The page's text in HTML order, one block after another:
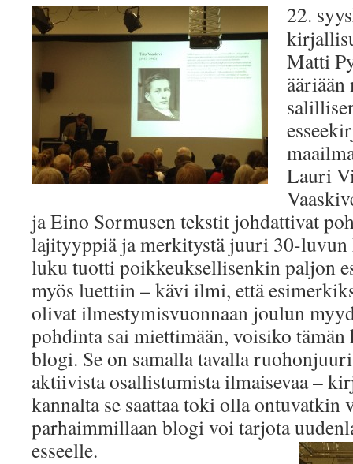
22.
Matti
ääriään
Lauri
ja Eino Sormusen tekstit johdattivat
lajityyppiä ja merkitystä juuri 30-luvun
luku tuotti poikkeuksellisenkin paljon
myös luettiin – kävi ilmi, että
olivat ilmestymisvuonnaan joulun
pohdinta sai miettimään, voisiko tämän
blogi. Se on samalla tavalla
aktiivista osallistumista ilmaisevaa –
kannalta se saattaa toki olla ontuvatkin
parhaimmillaan blogi voi tarjota
esseelle.